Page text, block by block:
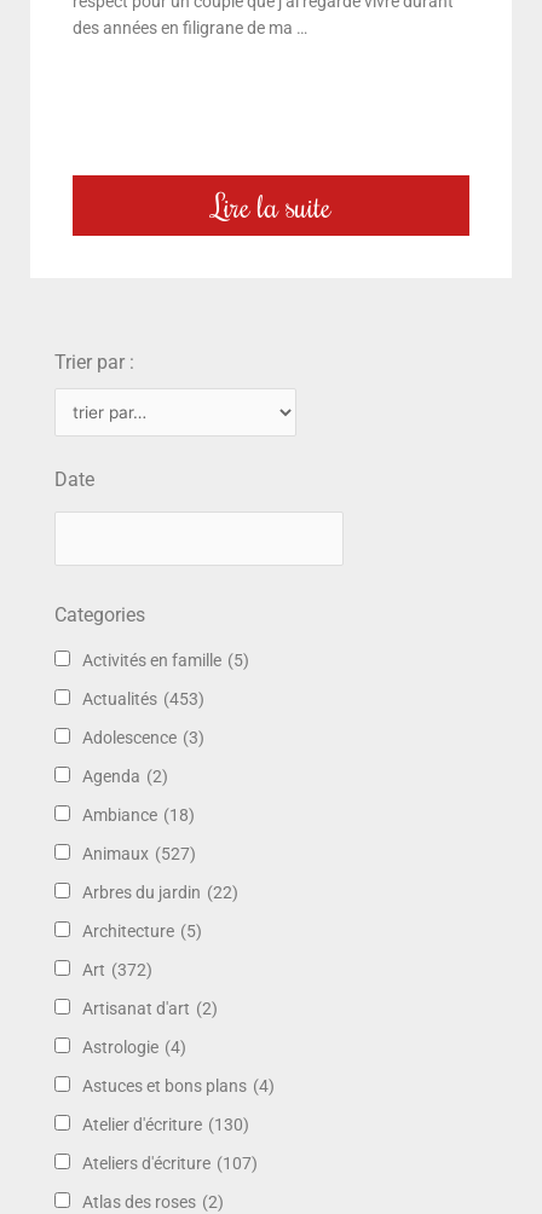
des années en filigrane de ma …
Lire la suite
Trier par :
Date
Categories
Activités en famille (5)
Actualités (453)
Adolescence (3)
Agenda (2)
Ambiance (18)
Animaux (527)
Arbres du jardin (22)
Architecture (5)
Art (372)
Artisanat d'art (2)
Astrologie (4)
Astuces et bons plans (4)
Atelier d'écriture (130)
Ateliers d'écriture (107)
Atlas des roses (2)